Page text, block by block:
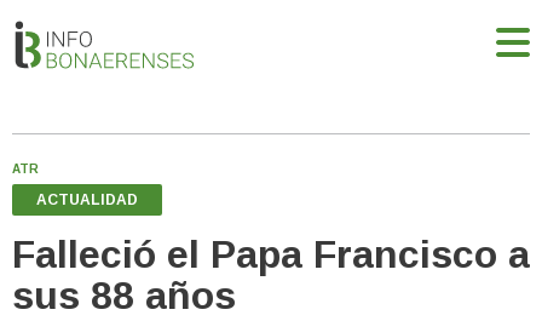
ATR
ACTUALIDAD
Falleció el Papa Francisco a
sus 88 años